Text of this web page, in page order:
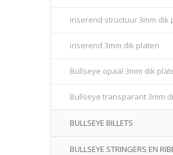
iriserend structuur 3mm dik
iriserend 3mm dik platen
Bullseye opaal 3mm dik
Bullseye transparant 3mm
BULLSEYE BILLETS
BULLSEYE STRINGERS EN